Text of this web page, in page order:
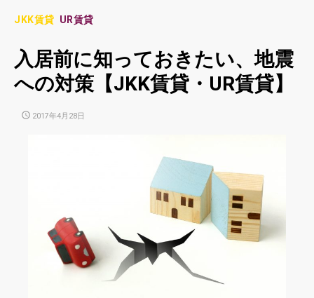
JKK賃貸 UR賃貸
入居前に知っておきたい、地震
への対策【JKK賃貸・UR賃貸】
POSTED
2017年4月28日